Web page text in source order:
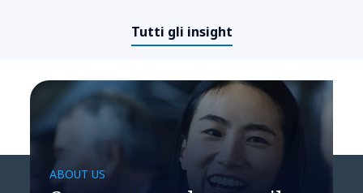
si afferma nell'industria della
difesa
Tutti gli insight
ABOUT US